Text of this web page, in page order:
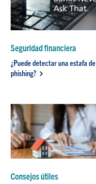
Seguridad financiera
¿Puede detectar una estafa de
phishing?
Consejos útiles